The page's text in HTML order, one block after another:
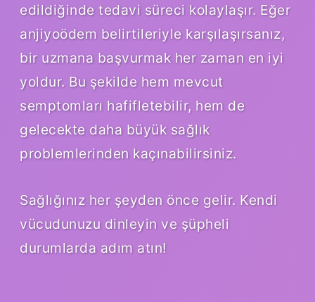
edildiğinde tedavi süreci kolaylaşır. Eğer
anjiyoödem belirtileriyle karşılaşırsanız,
bir uzmana başvurmak her zaman en iyi
yoldur. Bu şekilde hem mevcut
semptomları hafifletebilir, hem de
gelecekte daha büyük sağlık
problemlerinden kaçınabilirsiniz.
Sağlığınız her şeyden önce gelir. Kendi
vücudunuzu dinleyin ve şüpheli
durumlarda adım atın!